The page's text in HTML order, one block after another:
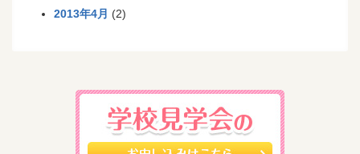
2013年4月 (2)